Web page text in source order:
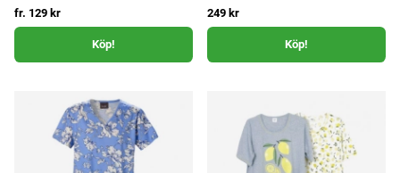
fr. 129 kr
Köp!
249 kr
Köp!